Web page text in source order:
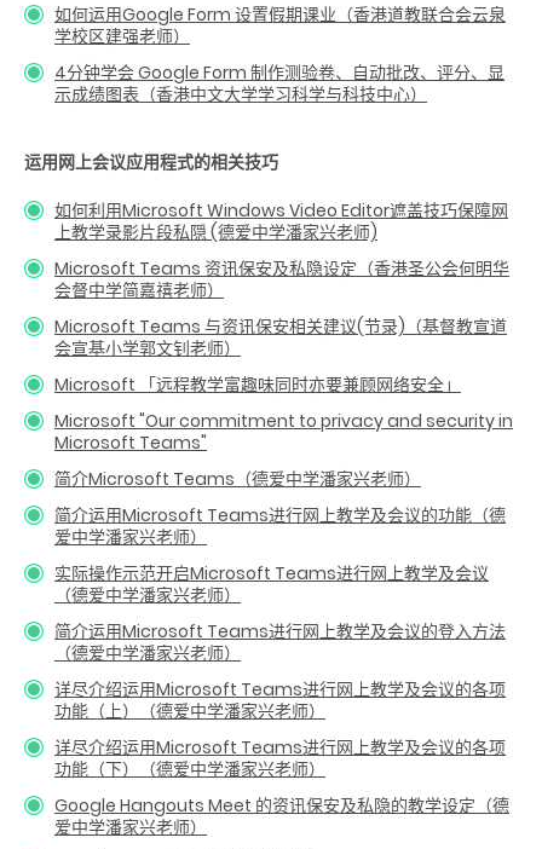
如何运用Google Form 设置假期课业（香港道教联合会云泉
学校区建强老师）
4分钟学会 Google Form 制作测验卷、自动批改、评分、显
示成绩图表（香港中文大学学习科学与科技中心）
运用网上会议应用程式的相关技巧
如何利用Microsoft Windows Video Editor遮盖技巧保障网
上教学录影片段私隠 (德爱中学潘家兴老师)
Microsoft Teams 资讯保安及私隐设定（香港圣公会何明华
会督中学简嘉禧老师）
Microsoft Teams 与资讯保安相关建议(节录)（基督教宣道
会宣基小学郭文钊老师）
Microsoft 「远程教学富趣味同时亦要兼顾网络安全」
Microsoft "Our commitment to privacy and security in
Microsoft Teams"
简介Microsoft Teams（德爱中学潘家兴老师）
简介运用Microsoft Teams进行网上教学及会议的功能（德
爱中学潘家兴老师）
实际操作示范开启Microsoft Teams进行网上教学及会议
（德爱中学潘家兴老师）
简介运用Microsoft Teams进行网上教学及会议的登入方法
（德爱中学潘家兴老师）
详尽介绍运用Microsoft Teams进行网上教学及会议的各项
功能（上）（德爱中学潘家兴老师）
详尽介绍运用Microsoft Teams进行网上教学及会议的各项
功能（下）（德爱中学潘家兴老师）
Google Hangouts Meet 的资讯保安及私隐的教学设定（德
爱中学潘家兴老师）